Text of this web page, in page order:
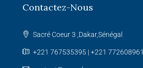
Contactez-Nous
Sacré Coeur 3 ,Dakar,Sénégal
+221 767535395 | +221 772608961